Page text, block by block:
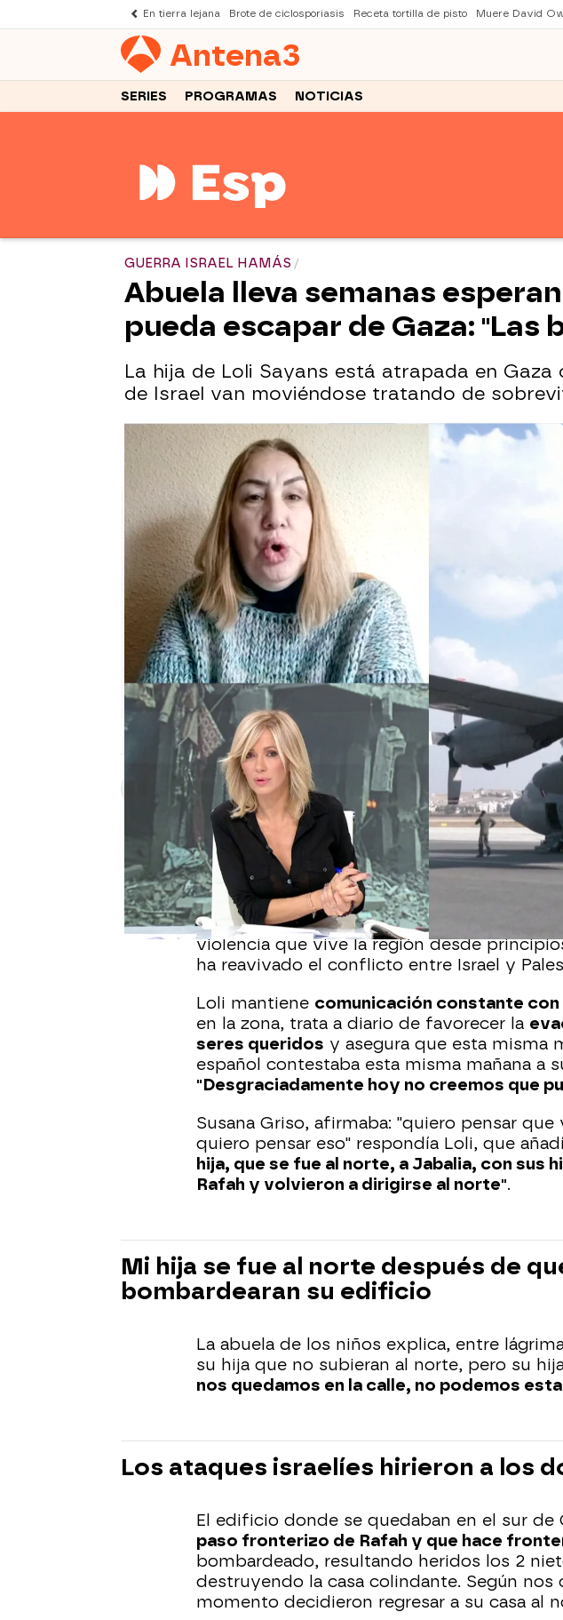
En tierra lejana Brote de ciclosporiasis Receta tortilla de pisto Muere David
Antena3
SERIES PROGRAMAS NOTICIAS
GUERRA ISRAEL HAMÁS
Abuela lleva semanas
pueda escapar de Gaza:
La hija de Loli Sayans está atrapada en
de Israel van moviéndose tratando de
Guerra Israel-Hamás, en directo: Israel
su inicio
Andrés Pantoja
Publicado:03 de noviembre de 2023, 12:10
La abuela de los pequeños llevasemanas
mantener contacto con sus familiares y por
autoridades faciliten susalida de la Franja
zona se encuentra en estado de guerra por
violencia que vive la región desde
ha reavivado el conflicto entre Israel y
Loli mantiene comunicación constante con
en la zona, trata a diario de favorecer la
seres queridos y asegura que esta misma
español contestaba esta misma mañana a
"Desgraciadamente hoy no creemos que
Susana Griso, afirmaba: "quiero pensar que
quiero pensar eso" respondía Loli, que
hija, que se fue al norte, a Jabalia, con sus
Rafah y volvieron a dirigirse al norte".
Mi hija se fue al norte después de
bombardearan su edificio
La abuela de los niños explica, entre
su hija que no subieran al norte, pero su
nos quedamos en la calle, no podemos
Los ataques israelíes hirieron a los
El edificio donde se quedaban en el sur de
paso fronterizo de Rafah y que hace
bombardeado, resultando heridos los 2
destruyendo la casa colindante. Según nos
momento decidieron regresar a su casa al